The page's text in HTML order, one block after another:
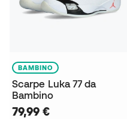
BAMBINO
Scarpe Luka 77 da
Bambino
79,99 €